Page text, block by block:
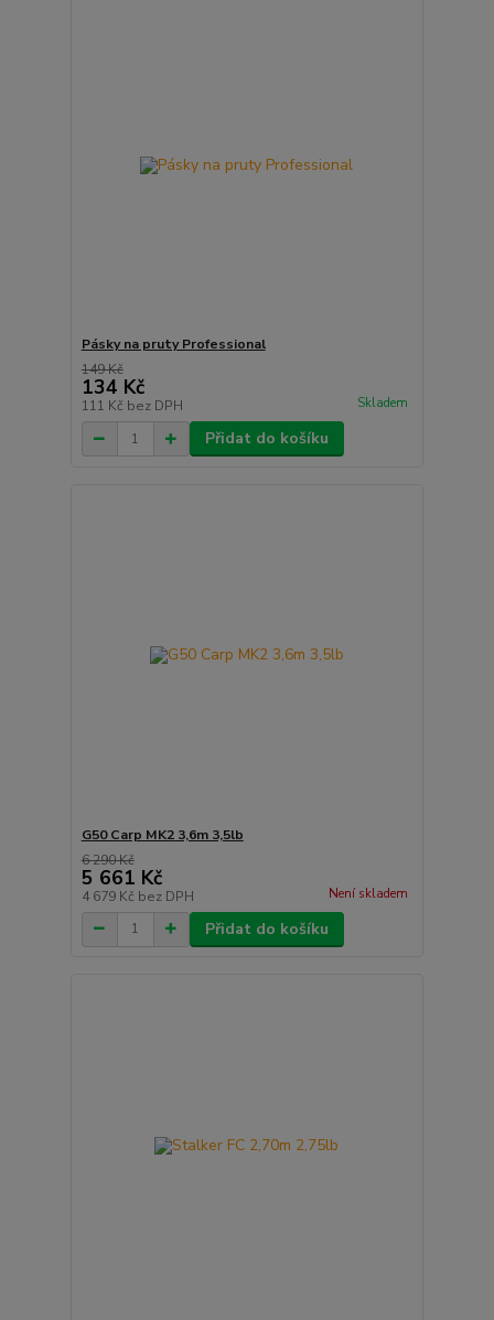
Pásky na pruty Professional
149 Kč
134 Kč
111 Kč bez DPH Skladem
Přidat do košíku
G50 Carp MK2 3,6m 3,5lb
6 290 Kč
5 661 Kč
4 679 Kč bez DPH Není skladem
Přidat do košíku